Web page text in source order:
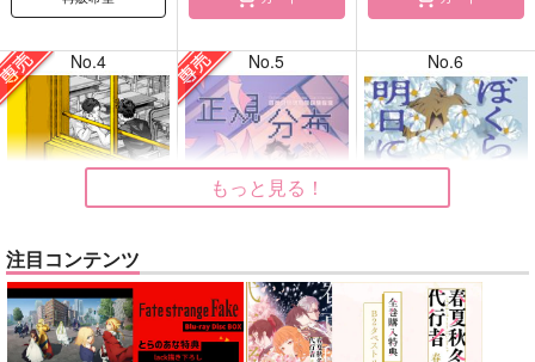
No.4
告白
ガヤ
No.5
正規分布の外側
九十九
No.6
ぼくらはシスタス、明
日には死ぬ花
もっと見る！
注目コンテンツ